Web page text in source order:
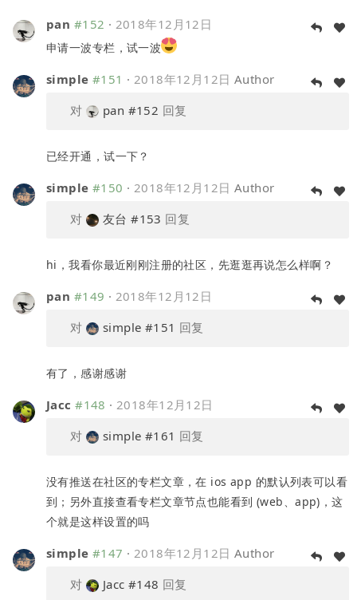
pan #152 · 2018年12月12日
申请一波专栏，试一波
simple #151 · 2018年12月12日 Author
对
pan #152 回复
已经开通，试一下？
simple #150 · 2018年12月12日 Author
对
友台 #153 回复
hi，我看你最近刚刚注册的社区，先逛逛再说怎么样啊？
pan #149 · 2018年12月12日
对
simple #151 回复
有了，感谢感谢
Jacc #148 ·2018年12月12日
对
simple #161 回复
没有推送在社区的专栏文章，在 ios app 的默认列表可以看
到；另外直接查看专栏文章节点也能看到 (web、app)，这
个就是这样设置的吗
simple #147 · 2018年12月12日 Author
对
Jacc #148 回复